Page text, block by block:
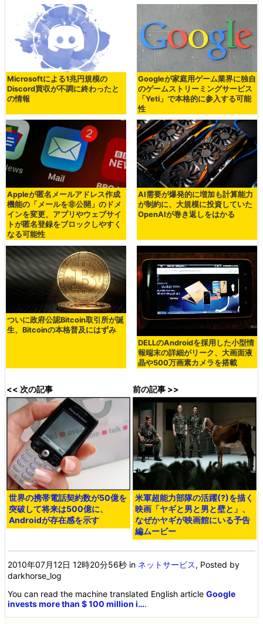
Microsoftによる1兆円規模の
Discord買収が不調に終わったと
の情報
Googleが家庭用ゲーム業界に独自
のゲームストリーミングサービス
「Yeti」で本格的に参入する可能
性
Appleが匿名メールアドレス作成
機能の「メールを非公開」のドメ
インを変更、アプリやウェブサイ
トが匿名登録をブロックしやすく
なる可能性
AI需要が爆発的に増加も計算能力
が制約に、大規模に投資していた
OpenAIが巻き返しをはかる
ついに政府公認Bitcoin取引所が誕
生、Bitcoinの本格普及にはずみ
DELLのAndroidを採用した小型情
報端末の詳細がリーク、大画面液
晶や500万画素カメラを搭載
<< 次の記事
世界の携帯電話契約数が50億を
突破して将来は500億に、
Androidが存在感を示す
前の記事 >>
米軍超能力部隊の活躍(?)を描く
映画「ヤギと男と男と壁と」、
なぜかヤギが映画館にいる予告
編ムービー
2010年07月12日 12時20分56秒 in ネットサービス, Posted by
darkhorse_log
You can read the machine translated English articleGoogle
invests more than $ 100 million i….